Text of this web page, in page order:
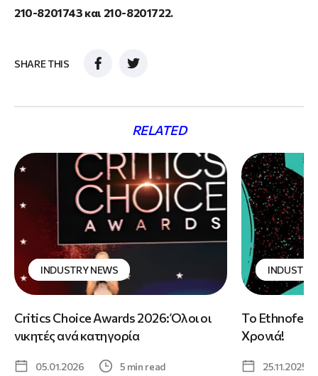
210-8201743 και 210-8201722.
SHARE THIS
RELATED
INDUSTRY NEWS
Critics Choice Awards 2026: Όλοι οι
νικητές ανά κατηγορία
05.01.2026 5 min read
INDUSTRY
Το Ethnofest
Χρονιά!
25.11.2025